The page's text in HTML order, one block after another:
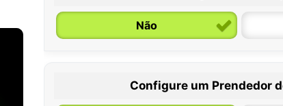
Não
0 / 6 meses
Configure um Prendedor